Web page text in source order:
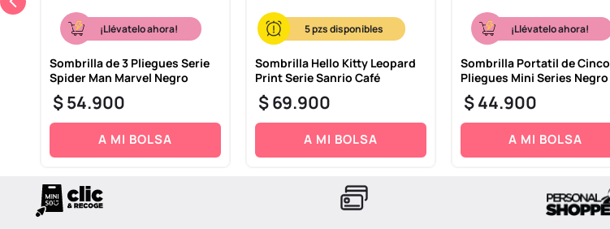
¡Llévatelo ahora!
Sombrilla de 3 Pliegues Serie
Spider Man Marvel Negro
$54.900
A MI BOLSA
5
Sombrilla Hello Kitty Leopard
Print Serie Sanrio Café
$69.900
A MI BOLSA
¡Llévatelo ahora!
Sombrilla Portatil de Cinco
Pliegues Mini Series Negro
$44.900
A MI BOLSA